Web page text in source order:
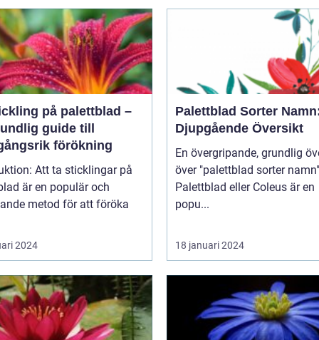
på palettblad –
guide till
förökning
sticklingar på
är en populär och
metod för att föröka
2024
Palettblad Sorter
Djupgående Översikt
En övergripande, grundlig
över "palettblad sorter namn"
Palettblad eller Coleus är en
popu...
18 januari 2024